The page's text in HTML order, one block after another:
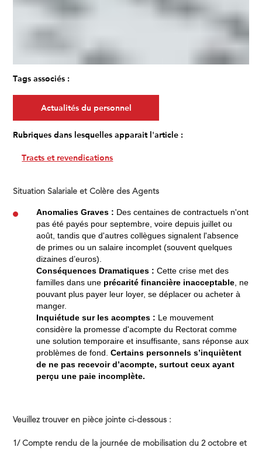
Tags associés :
Actualités du personnel
Rubriques dans lesquelles apparait l'article :
Tracts et revendications
Situation Salariale et Colère des Agents
Anomalies Graves : Des centaines de contractuels n'ont
pas été payés pour septembre, voire depuis juillet ou
août, tandis que d'autres collègues signalent l'absence
de primes ou un salaire incomplet (souvent quelques
dizaines d’euros).
Conséquences Dramatiques : Cette crise met des
familles dans une précarité financière inacceptable , ne
pouvant plus payer leur loyer, se déplacer ou acheter à
manger.
Inquiétude sur les acomptes : Le mouvement
considère la promesse d'acompte du Rectorat comme
une solution temporaire et insuffisante, sans réponse aux
problèmes de fond.Certains personnels s’inquiètent
de ne pas recevoir d’acompte, surtout ceux ayant
perçu une paie incomplète.
Veuillez trouver en pièce jointe ci-dessous :
1/ Compte rendu de la journée de mobilisation du 2 octobre et